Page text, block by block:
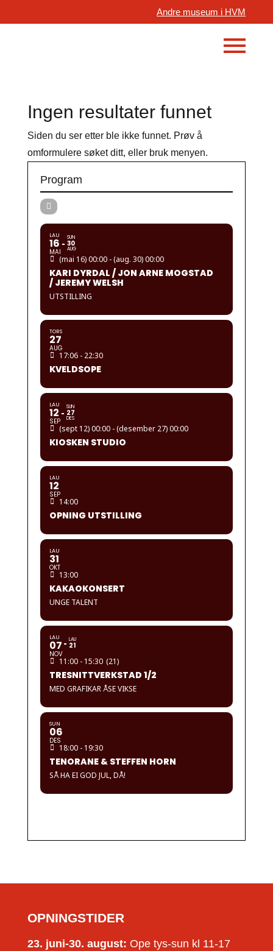
Andre museum i HVM
Ingen resultater funnet
Siden du ser etter ble ikke funnet. Prøv å
omformulere søket ditt, eller bruk menyen.
Program
LAU
16
MAI
SUN
30
AUG
(mai 16) 00:00 - (aug. 30) 00:00
KARI DYRDAL / JON ARNE MOGSTAD
/ JEREMY WELSH
UTSTILLING
TORS
27
AUG
17:06 - 22:30
KVELDSOPE
LAU
12
SEP
SUN
27
DES
(sept 12) 00:00 - (desember 27) 00:00
KIOSKEN STUDIO
LAU
12
SEP
14:00
OPNING UTSTILLING
LAU
31
OKT
13:00
KAKAOKONSERT
UNGE TALENT
LAU
07
NOV
LAU
21
11:00 - 15:30 (21)
TRESNITTVERKSTAD 1/2
MED GRAFIKAR ÅSE VIKSE
SUN
06
DES
18:00 - 19:30
TENORANE & STEFFEN HORN
SÅ HA EI GOD JUL, DÅ!
OPNINGSTIDER
23. juni-30. august: Ope tys-sun kl 11-17